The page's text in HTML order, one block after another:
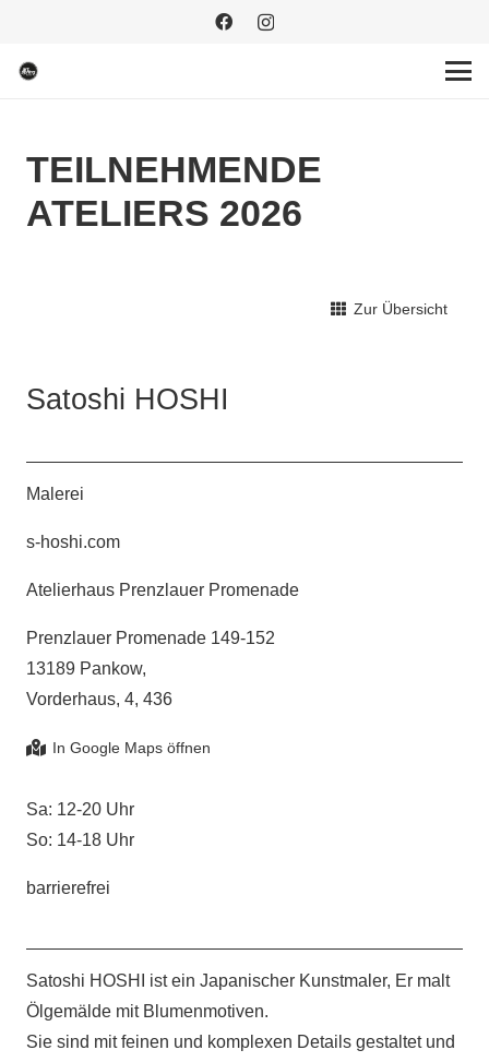
TEILNEHMENDE
ATELIERS 2026
Zur Übersicht
Satoshi HOSHI
Malerei
s-hoshi.com
Atelierhaus Prenzlauer Promenade
Prenzlauer Promenade 149-152
13189 Pankow,
Vorderhaus, 4, 436
Sa: 12-20 Uhr
So: 14-18 Uhr
barrierefrei
Satoshi HOSHI ist ein Japanischer Kunstmaler, Er malt
Ölgemälde mit Blumenmotiven.
Sie sind mit feinen und komplexen Details gestaltet und